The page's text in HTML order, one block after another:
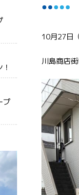
10月27日
川島商店
プ